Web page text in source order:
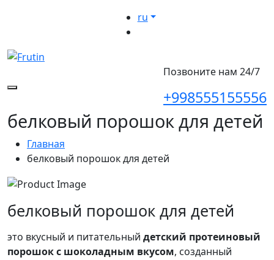
ru
Позвоните нам 24/7
+998555155556
белковый порошок для детей
Главная
белковый порошок для детей
белковый порошок для детей
это вкусный и питательный детский протеиновый
порошок с шоколадным вкусом, созданный